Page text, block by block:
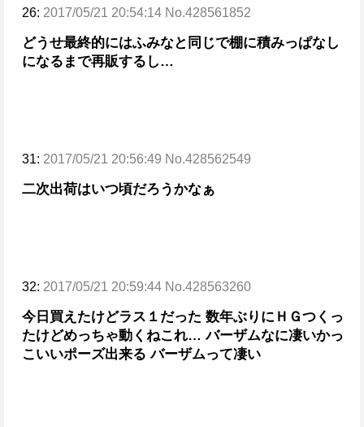
26: 2017/05/21 20:54:14 No.428561852
どうせ最終的にはふみなと同じで棚に積みっぱなし
になるまで再販するし…
31: 2017/05/21 20:56:49 No.428562549
二次出荷はいつ頃だろうかなぁ
32: 2017/05/21 20:59:44 No.428563260
今日買えたけどラス１だった 数年ぶりにＨＧつくっ
たけどめっちゃ動くねこれ… バーザムなに凄いかっ
こいいポーズ出来る バーザムって凄い